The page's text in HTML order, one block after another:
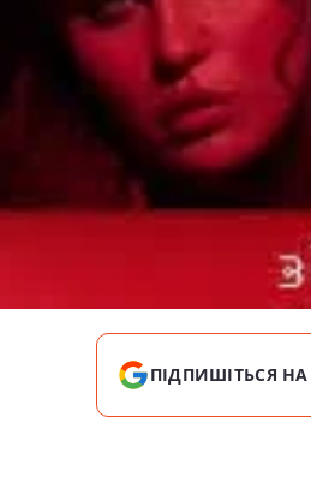
ПІДПИШІТЬСЯ НА